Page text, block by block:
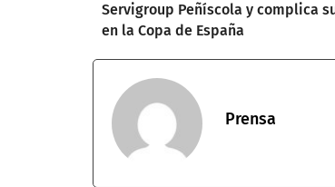
Servigroup Peñíscola y complica
en la Copa de España
Prensa